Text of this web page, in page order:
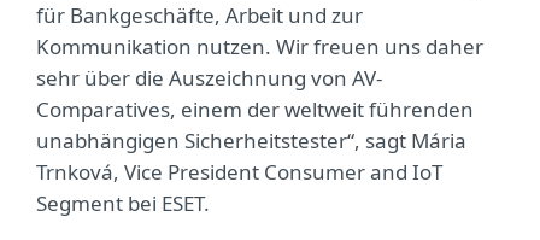
für Bankgeschäfte, Arbeit und zur
Kommunikation nutzen. Wir freuen uns daher
sehr über die Auszeichnung von AV-
Comparatives, einem der weltweit führenden
unabhängigen Sicherheitstester“, sagt Mária
Trnková, Vice President Consumer and IoT
Segment bei ESET.